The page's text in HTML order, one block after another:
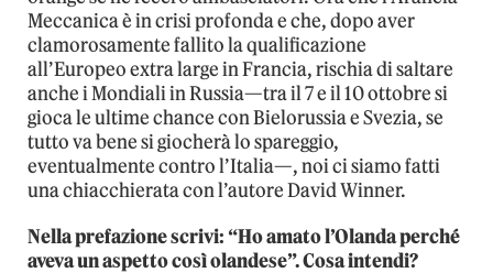
Meccanica è in crisi profonda e che, dopo aver
clamorosamente fallito la qualificazione
all’Europeo extra large in Francia, rischia di saltare
anche i Mondiali in Russia—tra il 7 e il 10 ottobre si
gioca le ultime chance con Bielorussia e Svezia, se
tutto va bene si giocherà lo spareggio,
eventualmente contro l’Italia—, noi ci siamo fatti
una chiacchierata con l’autore David Winner.
Nella prefazione scrivi: “Ho amato l’Olanda perché
aveva un aspetto così olandese”. Cosa intendi?